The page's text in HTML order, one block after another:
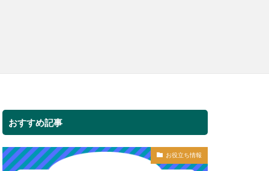
おすすめ記事
お役立ち情報